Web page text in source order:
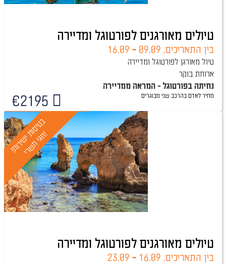
טיולים מאורגנים לפורטוגל ומדיירה
בין התאריכים, -
16.09
טיול מאורגן לפורטוגל ומדיירה
ארוחת בוקר
נחיתה בפורטוגל - המראה ממדיירה
€2195 מחיר לאדם בהרכב שני מבוגרים
ב
ט
י
ס
ו
ת
י
ש
י
ר
ו
ת
!
ח
ג
י
ת
ש
ר
י
!
טיולים מאורגנים לפורטוגל ומדיירה
בין התאריכים, -
23.09
טיול מובטח